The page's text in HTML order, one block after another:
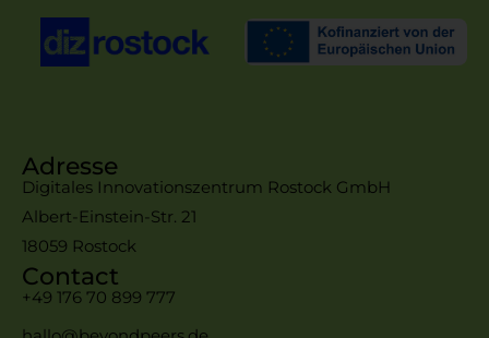
Adresse
Digitales Innovationszentrum Rostock GmbH
Albert-Einstein-Str. 21
18059 Rostock
Contact
+49 176 70 899 777